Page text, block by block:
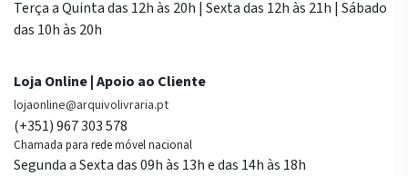
Terça a Quinta das 12h às 20h | Sexta das 12h às 21h | Sábado
das 10h às 20h
Loja Online | Apoio ao Cliente
lojaonline@arquivolivraria.pt
(+351) 967 303 578
Chamada para rede móvel nacional
Segunda a Sexta das 09h às 13h e das 14h às 18h